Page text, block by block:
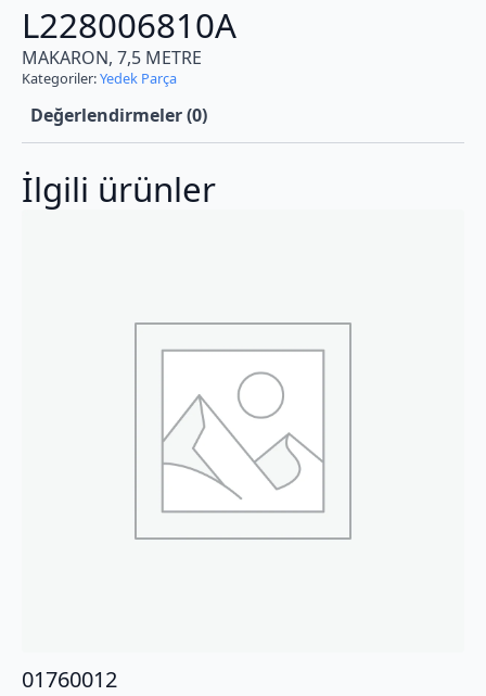
L228006810A
MAKARON, 7,5 METRE
Kategoriler:Yedek Parça
Değerlendirmeler (0)
İlgili ürünler
01760012